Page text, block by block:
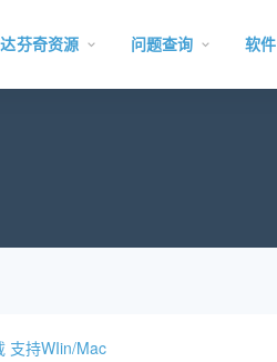
达芬奇资源 问题查询 软件
支持WIin/Mac